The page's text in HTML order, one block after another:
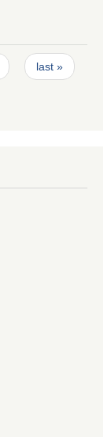
last »